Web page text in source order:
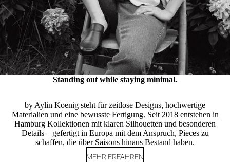
KNITWEAR
SHOP NOW
Standing out while staying minimal.
by Aylin Koenig steht für zeitlose Designs, hochwertige
Materialien und eine bewusste Fertigung. Seit 2018 entstehen in
Hamburg Kollektionen mit klaren Silhouetten und besonderen
Details – gefertigt in Europa mit dem Anspruch, Pieces zu
schaffen, die über Saisons hinaus Bestand haben.
MEHR ERFAHREN